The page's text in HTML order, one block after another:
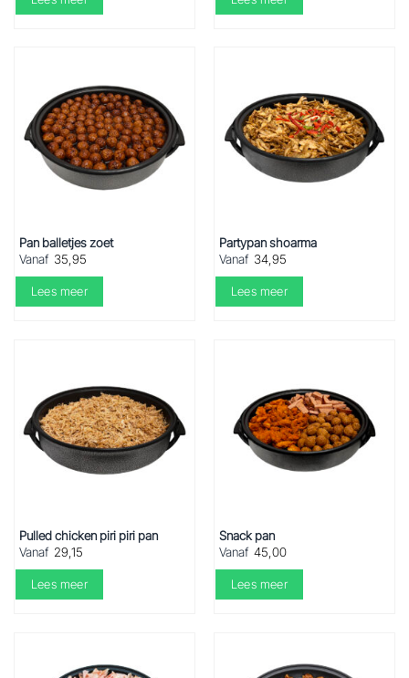
Pan balletjes zoet
Vanaf 35,95
Lees meer
Partypan shoarma
Vanaf 34,95
Lees meer
Pulled chicken piri piri pan
Vanaf 29,15
Lees meer
Snack pan
Vanaf 45,00
Lees meer